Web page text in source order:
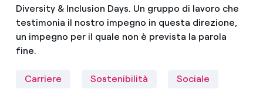
Diversity & Inclusion Days. Un gruppo di lavoro che
testimonia il nostro impegno in questa direzione,
un impegno per il quale non è prevista la parola
fine.
Carriere Sostenibilità Sociale